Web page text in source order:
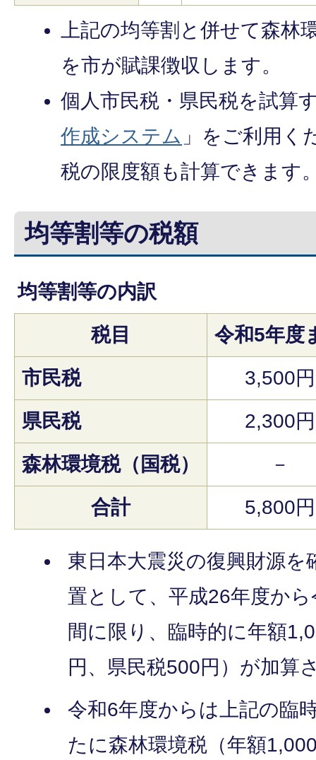
上記の均等割と併せて森林
を市が賦課徴収します。
個人市民税・県民税を試算
作成システム 」をご利用く
税の限度額も計算できます
均等割等の税額
均等割等の内訳
税目
令和5年度
市民税
3,500円
県民税
2,300円
森林環境税（国税）
－
合計
5,800円
東日本大震災の復興財源
置として、平成26年度か
間に限り、臨時的に年額
円、県民税500円）が加算
令和6年度からは上記の臨
たに森林環境税（年額